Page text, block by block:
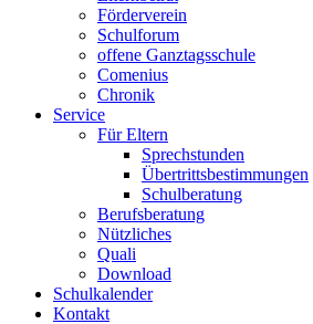
Förderverein
Schulforum
offene Ganztagsschule
Comenius
Chronik
Service
Für Eltern
Sprechstunden
Übertrittsbestimmungen
Schulberatung
Berufsberatung
Nützliches
Quali
Download
Schulkalender
Kontakt